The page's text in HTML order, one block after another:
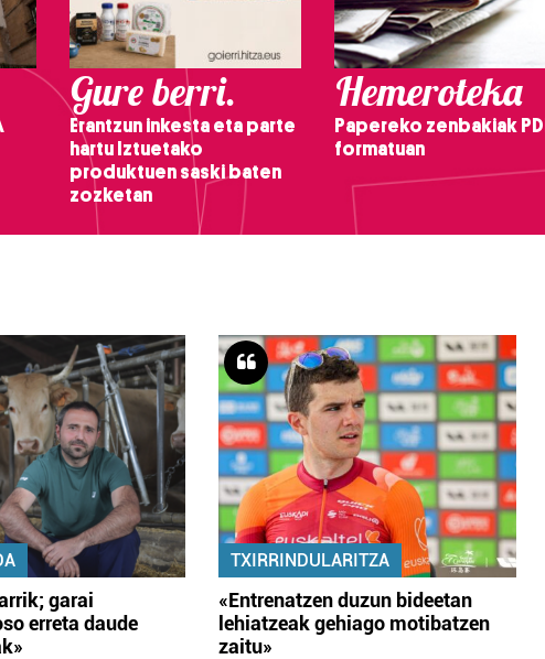
Gure berri.
Erantzun inkesta eta parte
hartu Iztuetako
produktuen saski baten
zozketan
Hemeroteka
Papereko zenbakiak
formatuan
garai
erreta daude
TXIRRINDULARITZA
«Entrenatzen duzun bideetan
lehiatzeak gehiago motibatzen
zaitu»